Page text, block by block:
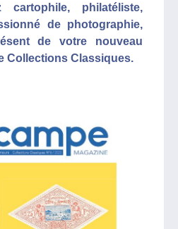
philatéliste,
de photographie,
de votre nouveau
Collections Classiques.